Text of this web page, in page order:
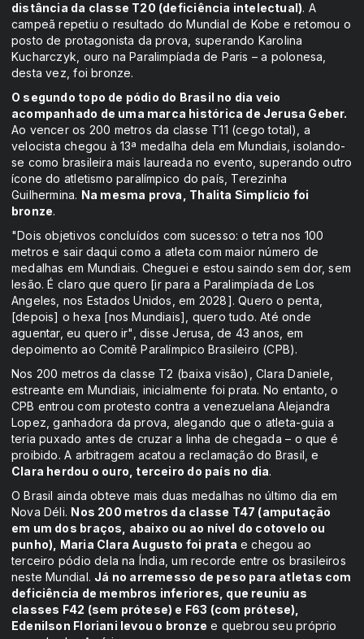
distância da classe T20 (deficiência intelectual). A
campeã repetiu o resultado do Mundial de Kobe e retomou o
posto de protagonista da prova, superando Karolina
Kucharczyk, ouro na Paralimpíada de Paris – a polonesa,
desta vez, foi bronze.
O segundo topo de pódio do Brasil no dia veio
acompanhado de uma marca histórica de Jerusa Geber.
Ao vencer os 200 metros da classe T11 (cego total), a
velocista chegou à 13ª medalha dela em Mundiais, isolando-
se como brasileira mais laureada no evento, superando outro
ícone do atletismo paralímpico do país, Terezinha
Guilhermina. Na mesma prova, Thalita Simplício foi
bronze.
"Dois objetivos concluídos com sucesso: o tetra nos 100
metros e sair daqui como a atleta com maior número de
medalhas em Mundiais. Cheguei e estou saindo sem dor, sem
lesão. É claro que quero [ir para a Paralimpíada de Los
Angeles, nos Estados Unidos, em 2028]. Quero o penta,
[depois] o hexa [nos Mundiais], quero tudo. Até onde
aguentar, eu quero ir", disse Jerusa, de 43 anos, em
depoimento ao Comitê Paralímpico Brasileiro (CPB).
Nos 200 metros da classe T2 (baixa visão), Clara Daniele,
estreante em Mundiais, inicialmente foi prata. No entanto, o
CPB entrou com protesto contra a venezuelana Alejandra
Lopez, ganhadora da prova, alegando que o atleta-guia a
teria puxado antes de cruzar a linha de chegada – o que é
proibido. A arbitragem acatou a reclamação do Brasil, e
Clara herdou o ouro, terceiro do país no dia.
O Brasil ainda obteve mais duas medalhas no último dia em
Nova Déli. Nos 200 metros da classe T47 (amputação
em um dos braços, abaixo ou ao nível do cotovelo ou
punho), Maria Clara Augusto foi prata e chegou ao
terceiro pódio dela na Índia, um recorde entre os brasileiros
neste Mundial. Já no arremesso de peso para atletas com
deficiência de membros inferiores, que reuniu as
classes F42 (sem prótese) e F63 (com prótese),
Edenilson Floriani levou o bronze e quebrou seu próprio